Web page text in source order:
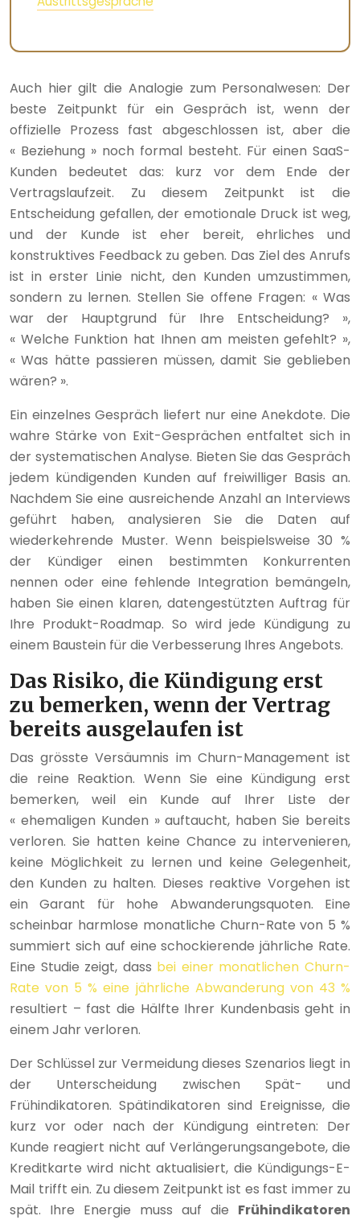
Auch hier gilt die Analogie zum Personalwesen: Der
beste Zeitpunkt für ein Gespräch ist, wenn der
offizielle Prozess fast abgeschlossen ist, aber die
« Beziehung » noch formal besteht. Für einen SaaS-
Kunden bedeutet das: kurz vor dem Ende der
Vertragslaufzeit. Zu diesem Zeitpunkt ist die
Entscheidung gefallen, der emotionale Druck ist weg,
und der Kunde ist eher bereit, ehrliches und
konstruktives Feedback zu geben. Das Ziel des Anrufs
ist in erster Linie nicht, den Kunden umzustimmen,
sondern zu lernen. Stellen Sie offene Fragen: « Was
war der Hauptgrund für Ihre Entscheidung? »,
« Welche Funktion hat Ihnen am meisten gefehlt? »,
« Was hätte passieren müssen, damit Sie geblieben
wären? ».
Ein einzelnes Gespräch liefert nur eine Anekdote. Die
wahre Stärke von Exit-Gesprächen entfaltet sich in
der systematischen Analyse. Bieten Sie das Gespräch
jedem kündigenden Kunden auf freiwilliger Basis an.
Nachdem Sie eine ausreichende Anzahl an Interviews
geführt haben, analysieren Sie die Daten auf
wiederkehrende Muster. Wenn beispielsweise 30 %
der Kündiger einen bestimmten Konkurrenten
nennen oder eine fehlende Integration bemängeln,
haben Sie einen klaren, datengestützten Auftrag für
Ihre Produkt-Roadmap. So wird jede Kündigung zu
einem Baustein für die Verbesserung Ihres Angebots.
Das Risiko, die Kündigung erst
zu bemerken, wenn der Vertrag
bereits ausgelaufen ist
Das grösste Versäumnis im Churn-Management ist
die reine Reaktion. Wenn Sie eine Kündigung erst
bemerken, weil ein Kunde auf Ihrer Liste der
« ehemaligen Kunden » auftaucht, haben Sie bereits
verloren. Sie hatten keine Chance zu intervenieren,
keine Möglichkeit zu lernen und keine Gelegenheit,
den Kunden zu halten. Dieses reaktive Vorgehen ist
ein Garant für hohe Abwanderungsquoten. Eine
scheinbar harmlose monatliche Churn-Rate von 5 %
summiert sich auf eine schockierende jährliche Rate.
Eine Studie zeigt, dass bei einer monatlichen Churn-
Rate von 5 % eine jährliche Abwanderung von 43 %
resultiert – fast die Hälfte Ihrer Kundenbasis geht in
einem Jahr verloren.
Der Schlüssel zur Vermeidung dieses Szenarios liegt in
der Unterscheidung zwischen Spät- und
Frühindikatoren. Spätindikatoren sind Ereignisse, die
kurz vor oder nach der Kündigung eintreten: Der
Kunde reagiert nicht auf Verlängerungsangebote, die
Kreditkarte wird nicht aktualisiert, die Kündigungs-E-
Mail trifft ein. Zu diesem Zeitpunkt ist es fast immer zu
spät. Ihre Energie muss auf die Frühindikatoren